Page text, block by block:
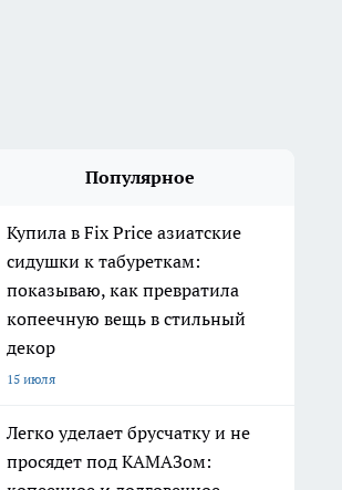
Популярное
Купила в Fix Price азиатские
сидушки к табуреткам:
показываю, как превратила
копеечную вещь в стильный
декор
15 июля
Легко уделает брусчатку и не
просядет под КАМАЗом: